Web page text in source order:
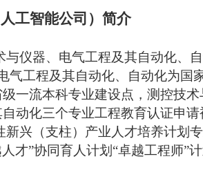
工智能公司）简介
仪器、电气工程及其自动化、
气工程及其自动化、自动化为国
一流本科专业建设点，测控技术
动化三个专业工程教育认证申请
兴（支柱）产业人才培养计划
才”协同育人计划“卓越工程师”